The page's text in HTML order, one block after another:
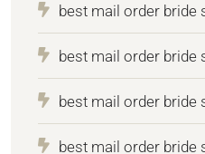
best mail order bride
best mail order bride
best mail order bride
best mail order bride